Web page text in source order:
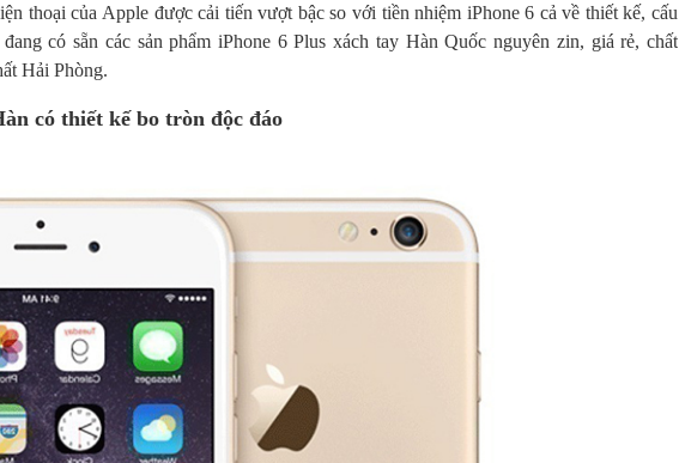
thoại của Apple được cải tiến vượt bậc so với tiền nhiệm iPhone 6 cả về thiết kế, cấu
có sẵn các sản phẩm iPhone 6 Plus xách tay Hàn Quốc nguyên zin, giá rẻ, chất
Hải Phòng.
có thiết kế bo tròn độc đáo